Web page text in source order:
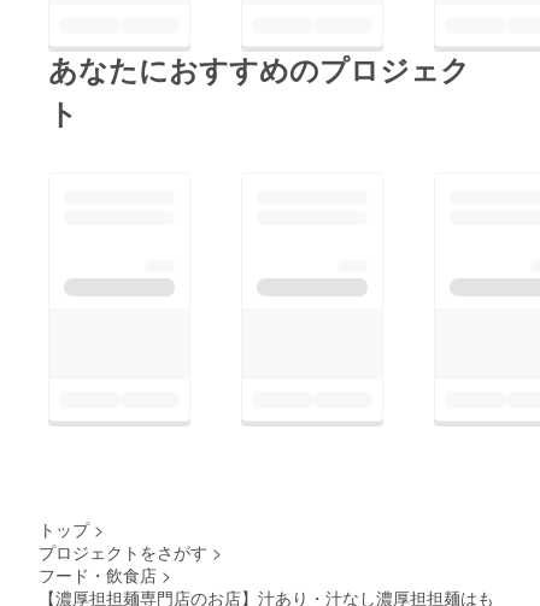
あなたにおすすめのプロジェク
ト
トップ >
プロジェクトをさがす >
フード・飲食店 >
【濃厚担担麺専門店のお店】汁あり・汁なし濃厚担担麺はも